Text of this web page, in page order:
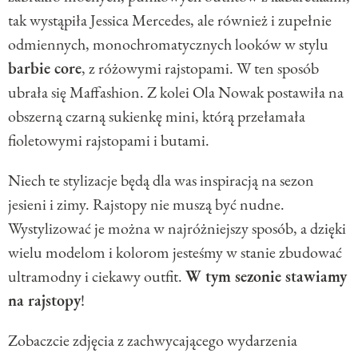
tak wystąpiła Jessica Mercedes, ale również i zupełnie
odmiennych, monochromatycznych looków w stylu
barbie core, z różowymi rajstopami. W ten sposób
ubrała się Maffashion. Z kolei Ola Nowak postawiła na
obszerną czarną sukienkę mini, którą przełamała
fioletowymi rajstopami i butami.
Niech te stylizacje będą dla was inspiracją na sezon
jesieni i zimy. Rajstopy nie muszą być nudne.
Wystylizować je można w najróżniejszy sposób, a dzięki
wielu modelom i kolorom jesteśmy w stanie zbudować
ultramodny i ciekawy outfit.W tym sezonie stawiamy
na rajstopy!
Zobaczcie zdjęcia z zachwycającego wydarzenia